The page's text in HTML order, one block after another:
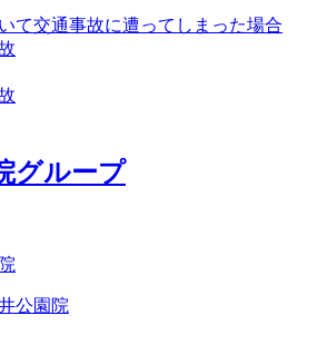
て交通事故に遭ってしまった場合